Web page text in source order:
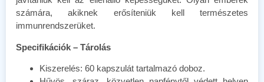
számára, akiknek erősíteniük kell természetes
immunrendszerüket.
Specifikációk – Tárolás
Kiszerelés: 60 kapszulát tartalmazó doboz.